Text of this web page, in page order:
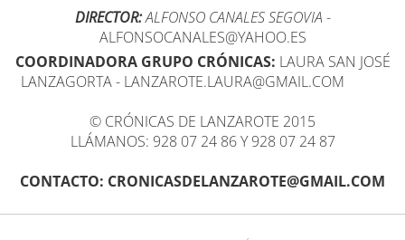
DIRECTOR:ALFONSO CANALES SEGOVIA -
ALFONSOCANALES@YAHOO.ES
COORDINADORA GRUPO CRÓNICAS: LAURA SAN JOSÉ
LANZAGORTA - LANZAROTE.LAURA@GMAIL.COM
© CRÓNICAS DE LANZAROTE 2015
LLÁMANOS: 928 07 24 86 Y 928 07 24 87
CONTACTO: CRONICASDELANZAROTE@GMAIL.COM